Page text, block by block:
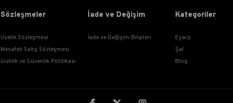
Sözleşmeler
Üyelik Sözleşmesi
Mesafeli Satış Sözleşmesi
Gizlilik ve Güvenlik Politikası
İade ve Değişim
İade ve Değişim Bilgileri
Kategoriler
Eşarp
Şal
Blog